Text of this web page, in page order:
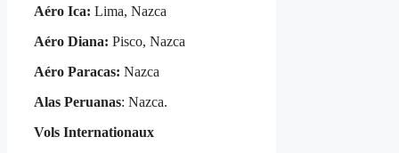
Aéro Ica: Lima, Nazca
Aéro Diana: Pisco, Nazca
Aéro Paracas: Nazca
Alas Peruanas: Nazca.
Vols Internationaux